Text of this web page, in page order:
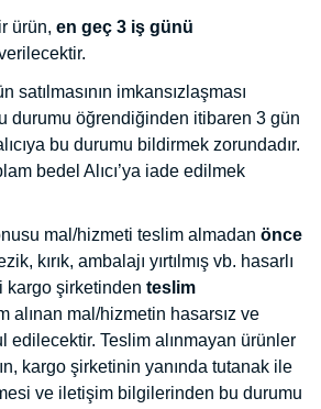
ürün, en geç 3 iş günü
satılmasının imkansızlaşması
durumu öğrendiğinden itibaren 3 gün
bu durumu bildirmek zorundadır.
bedel Alıcı’ya iade edilmek
mal/hizmeti teslim almadan önce
kırık, ambalajı yırtılmış vb. hasarlı
kargo şirketinden teslim
alınan mal/hizmetin hasarsız ve
edilecektir. Teslim alınmayan ürünler
kargo şirketinin yanında tutanak ile
ve iletişim bilgilerinden bu durumu